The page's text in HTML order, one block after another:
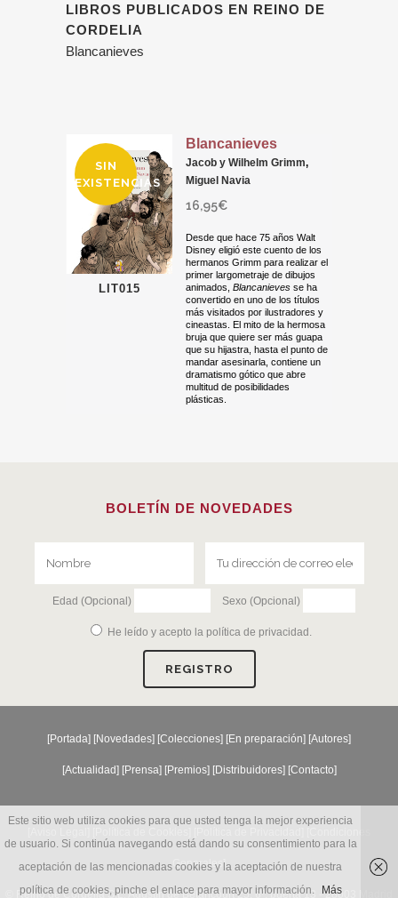
LIBROS PUBLICADOS EN REINO DE
CORDELIA
Blancanieves
LIT015
SIN
EXISTENCIAS
Blancanieves
Jacob y Wilhelm Grimm,
Miguel Navia
16,95€
Desde que hace 75 años Walt
Disney eligió este cuento de los
hermanos Grimm para realizar el
primer largometraje de dibujos
animados, Blancanieves se ha
convertido en uno de los títulos
más visitados por ilustradores y
cineastas. El mito de la hermosa
bruja que quiere ser más guapa
que su hijastra, hasta el punto de
mandar asesinarla, contiene un
dramatismo gótico que abre
multitud de posibilidades
plásticas.
BOLETÍN DE NOVEDADES
Edad (Opcional) Sexo (Opcional)
He leído y acepto la política de privacidad .
[Portada] [Novedades] [Colecciones] [En preparación] [Autores]
[Actualidad] [Prensa] [Premios] [Distribuidores] [Contacto]
Generales ]
© Reino de Cordelia S.L. Agustín de Betancourt 25, 6º, puerta 13 - 28003 Madrid
Este sitio web utiliza cookies para que usted tenga la mejor experiencia
de usuario. Si continúa navegando está dando su consentimiento para la
aceptación de las mencionadas cookies y la aceptación de nuestra
política de cookies, pinche el enlace para mayor información.
Más